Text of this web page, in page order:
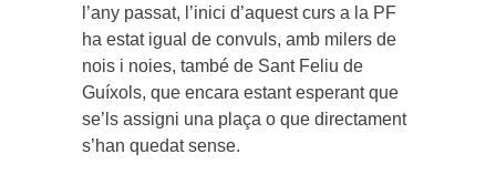
l’any passat, l’inici d’aquest curs a la PF
ha estat igual de convuls, amb milers de
nois i noies, també de Sant Feliu de
Guíxols, que encara estant esperant que
se’ls assigni una plaça o que directament
s’han quedat sense.